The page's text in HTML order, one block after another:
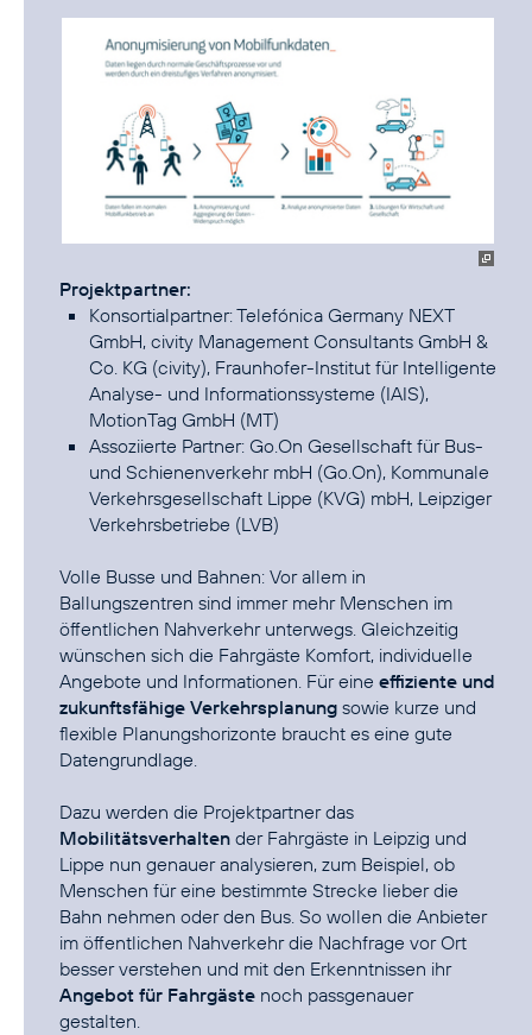
Projektpartner:
Konsortialpartner: Telefónica Germany NEXT
GmbH, civity Management Consultants GmbH &
Co. KG (civity), Fraunhofer-Institut für Intelligente
Analyse- und Informationssysteme (IAIS),
MotionTag GmbH (MT)
Assoziierte Partner: Go.On Gesellschaft für Bus-
und Schienenverkehr mbH (Go.On), Kommunale
Verkehrsgesellschaft Lippe (KVG) mbH, Leipziger
Verkehrsbetriebe (LVB)
Volle Busse und Bahnen: Vor allem in
Ballungszentren sind immer mehr Menschen im
öffentlichen Nahverkehr unterwegs. Gleichzeitig
wünschen sich die Fahrgäste Komfort, individuelle
Angebote und Informationen. Für eine effiziente und
zukunftsfähige Verkehrsplanung sowie kurze und
flexible Planungshorizonte braucht es eine gute
Datengrundlage.
Dazu werden die Projektpartner das
Mobilitätsverhalten der Fahrgäste in Leipzig und
Lippe nun genauer analysieren, zum Beispiel, ob
Menschen für eine bestimmte Strecke lieber die
Bahn nehmen oder den Bus. So wollen die Anbieter
im öffentlichen Nahverkehr die Nachfrage vor Ort
besser verstehen und mit den Erkenntnissen ihr
Angebot für Fahrgäste noch passgenauer
gestalten.